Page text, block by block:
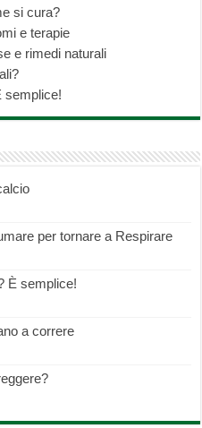
si cura?
e terapie
e rimedi naturali
semplice!
per tornare a Respirare
È semplice!
a correre